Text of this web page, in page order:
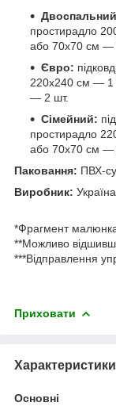
простирадло
або 70х70 см —
Євро:
220х240 см — 1
— 2 шт.
Сімейний:
простирадло
або 70х70 см —
Паковання: ПВХ-
Виробник: Україна
*Фрагмент
**Можливо
***Відправлення
Приховати
Характеристики
Основні